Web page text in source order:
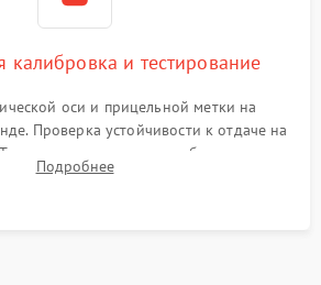
калибровка и тестирование
оси и прицельной метки на
Проверка устойчивости к отдаче на
качества изображения в
обнаружения и корректной работы всех
Подробнее